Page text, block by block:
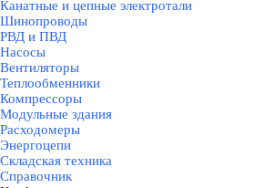
Канатные и цепные электротали
Шинопроводы
РВД и ПВД
Насосы
Вентиляторы
Теплообменники
Компрессоры
Модульные здания
Расходомеры
Энергоцепи
Складская техника
Справочник